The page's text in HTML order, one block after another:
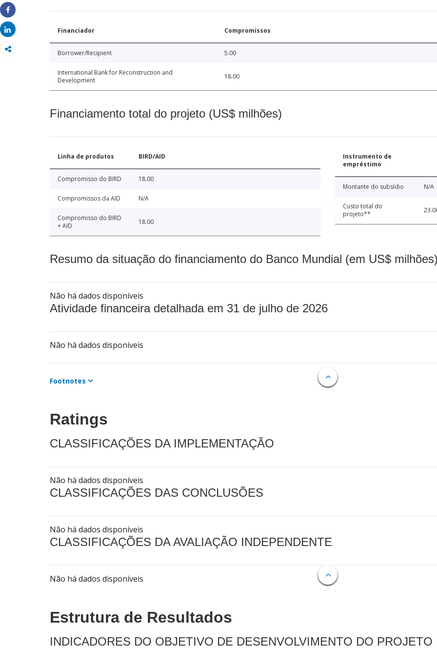
Share
Share
Financiador Compromissos
Borrower/Recipient 5.00
International Bank for Reconstruction and
Development
18.00
Financiamento total do projeto (US$ milhões)
Linha de produtos BIRD/AID
Compromisso do BIRD 18.00
Compromissos da AID N/A
Compromisso do BIRD
+ AID
18.00
Instrumento de
empréstimo
Montante do subsídio N/A
Custo total do
projeto**
Resumo da situação do financiamento do Banco Mundial (em US$
Não há dados disponíveis
Atividade financeira detalhada em 31 de julho de 2026
Não há dados disponíveis
Footnotes
Ratings
CLASSIFICAÇÕES DA IMPLEMENTAÇÃO
Não há dados disponíveis
CLASSIFICAÇÕES DAS CONCLUSÕES
Não há dados disponíveis
CLASSIFICAÇÕES DA AVALIAÇÃO INDEPENDENTE
Não há dados disponíveis
Estrutura de Resultados
INDICADORES DO OBJETIVO DE DESENVOLVIMENTO DO PROJETO